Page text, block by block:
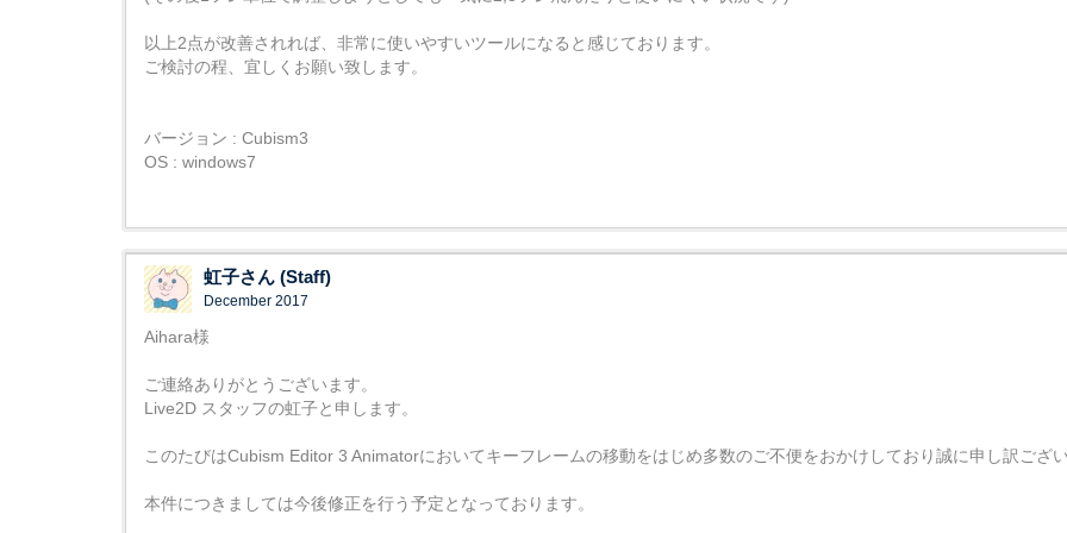
以上2点が改善されれば、非常に使いやすいツールになると感じております。
ご検討の程、宜しくお願い致します。
バージョン : Cubism3
OS : windows7
虹子さん (Staff)
December 2017
Aihara様
ご連絡ありがとうございます。
Live2D スタッフの虹子と申します。
このたびはCubism Editor 3 Animatorにおいてキーフレームの移動をはじめ多数のご不便をおかけしており誠に申し訳ござい
本件につきましては今後修正を行う予定となっております。